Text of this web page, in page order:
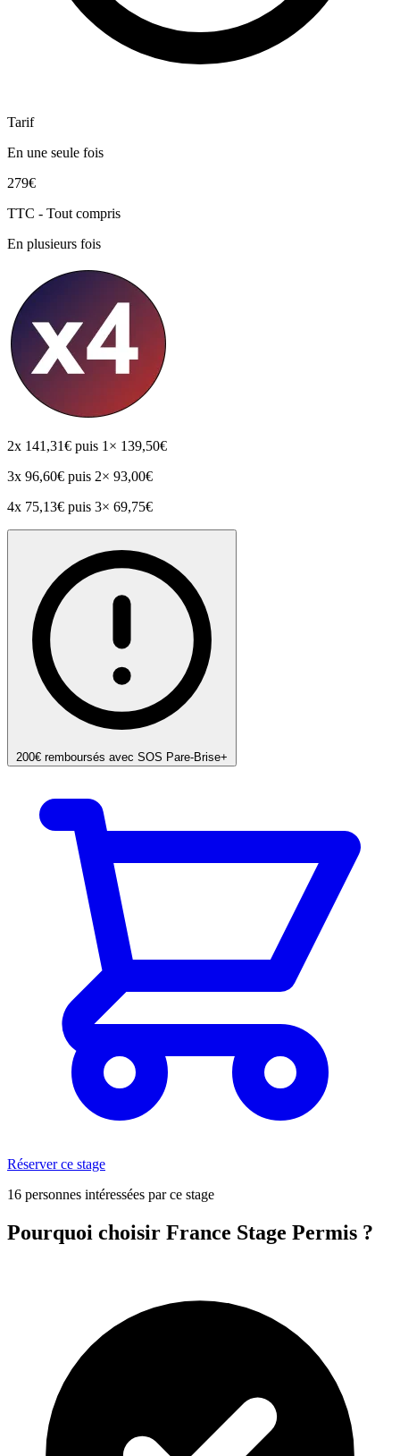
Tarif
En une seule fois
279€
TTC - Tout compris
En plusieurs fois
2x 141,31€ puis 1× 139,50€
3x 96,60€ puis 2× 93,00€
4x 75,13€ puis 3× 69,75€
200€ remboursés avec SOS Pare-Brise+
Réserver ce stage
16 personnes intéressées par ce stage
Pourquoi choisir France Stage Permis ?